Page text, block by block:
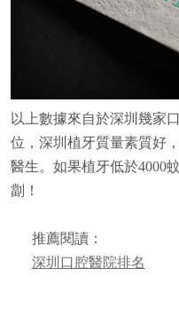
以上數據來自於深圳幾家
位，深圳植牙質量素質好
醫生。如果植牙低於4000
劏！
推薦閱讀：
深圳口腔醫院排名